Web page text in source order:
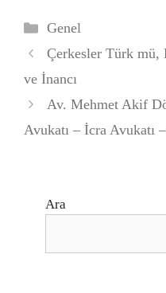
Kategoriler
Genel
Çerkesler Türk mü,
ve İnancı
Av. Mehmet Akif
Avukatı – İcra Avukatı
Ara